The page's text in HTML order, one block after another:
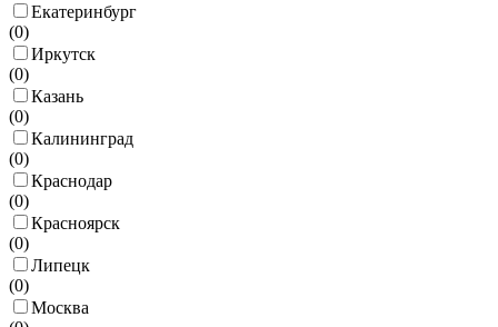
Екатеринбург
(0)
Иркутск
(0)
Казань
(0)
Калининград
(0)
Краснодар
(0)
Красноярск
(0)
Липецк
(0)
Москва